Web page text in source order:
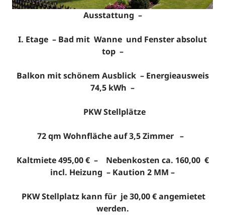
Ausstattung –
I. Etage – Bad mit Wanne und Fenster absolut
top –
Balkon mit schönem Ausblick – Energieausweis
74,5 kWh –
PKW Stellplätze
72 qm Wohnfläche auf 3,5 Zimmer –
Kaltmiete 495,00 € – Nebenkosten ca. 160,00 €
incl. Heizung – Kaution 2 MM –
PKW Stellplatz kann für je 30,00 € angemietet
werden.